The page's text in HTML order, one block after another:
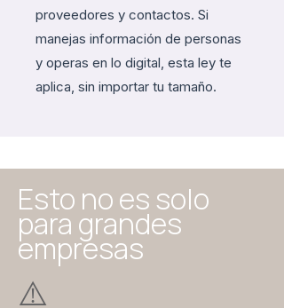
proveedores y contactos. Si
manejas información de personas
y operas en lo digital, esta ley te
aplica, sin importar tu tamaño.
Esto no es solo
para grandes
empresas
⚠️